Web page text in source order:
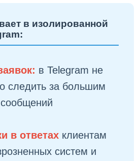
в изолированной
в Telegram не
следить за большим
в ответах клиентам
систем и